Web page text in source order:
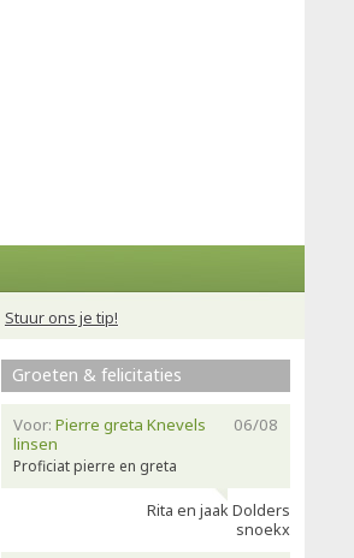
Stuur ons je tip!
Groeten & felicitaties
06/08
Voor: Pierre greta Knevels
linsen
Proficiat pierre en greta
Rita en jaak Dolders
snoekx